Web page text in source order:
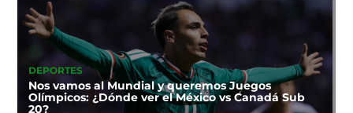
DEPORTES
Nos vamos al Mundial y queremos Juegos
Olímpicos: ¿Dónde ver el México vs Canadá Sub
20?